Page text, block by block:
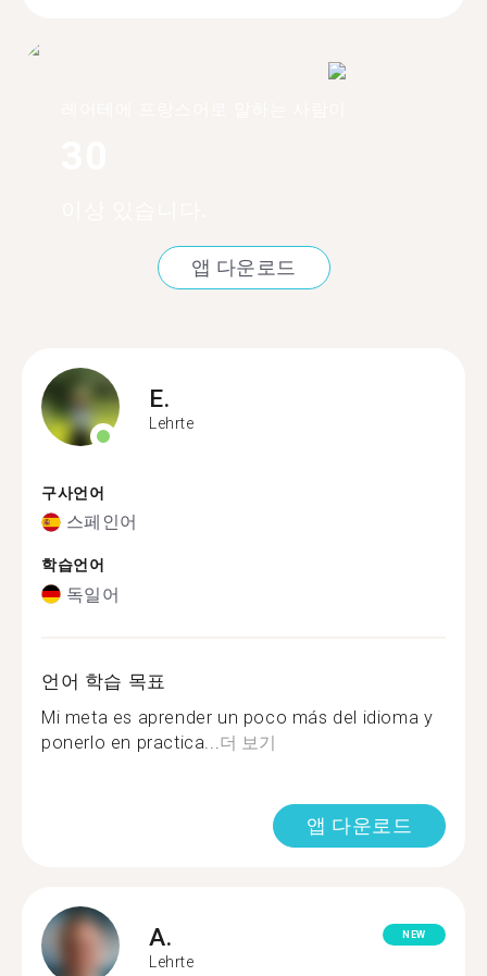
앱 다운로드
E.
Lehrte
구사언어
스페인어
학습언어
독일어
언어 학습 목표
Mi meta es aprender un poco más del idioma y
ponerlo en practica... 더 보기
앱 다운로드
A.
Lehrte
NEW